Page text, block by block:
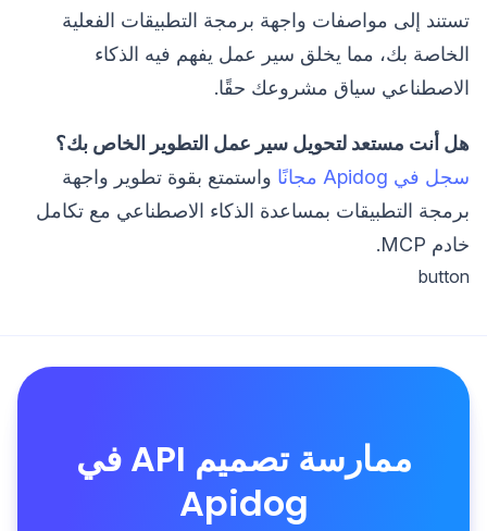
تستند إلى مواصفات واجهة برمجة التطبيقات الفعلية
الخاصة بك، مما يخلق سير عمل يفهم فيه الذكاء
الاصطناعي سياق مشروعك حقًا.
هل أنت مستعد لتحويل سير عمل التطوير الخاص بك؟
سجل في Apidog مجانًا
واستمتع بقوة تطوير واجهة
برمجة التطبيقات بمساعدة الذكاء الاصطناعي مع تكامل
خادم MCP.
button
ممارسة تصميم API في
Apidog